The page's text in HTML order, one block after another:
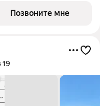
пространство не
Позвоните мне
19